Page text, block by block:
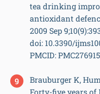
tea drinking
antioxidant
2009 Sep
doi: 10.3390/
PMCID:
Brauburger K,
Forty-five years of